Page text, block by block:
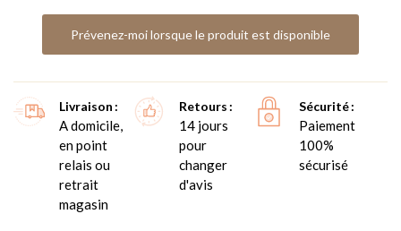
Prévenez-moi lorsque le produit est disponible
Livraison
A domicile,
en point
relais ou
retrait
magasin
Retours
14 jours
pour
changer
d'avis
Sécurité
Paiement
100%
sécurisé